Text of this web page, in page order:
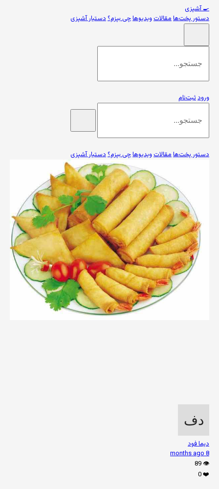
🍳آشپزی
دستور پخت‌هامقالاتویدیوهاچی بپزم؟دستیار آشپزی
ورودثبت‌نام
دستور پخت‌هامقالاتویدیوهاچی بپزم؟دستیار آشپزی
دیما فود
8 months ago
👁️
89
❤️
0